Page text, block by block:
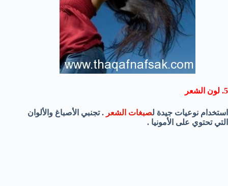
5. لون الشعر
استخدام نوعيات جيدة لصبغات الشعر . تجنبي الأصباغ والألوان
التي تحتوي على الأمونيا .